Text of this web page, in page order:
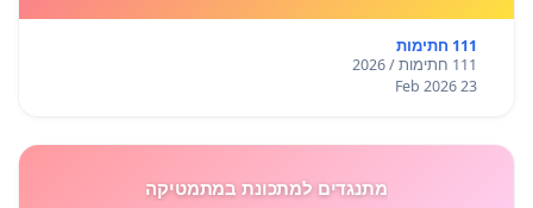
111 חתימות
111 חתימות / 2026
23 Feb 2026
מתנגדים למתכונת במתמטיקה